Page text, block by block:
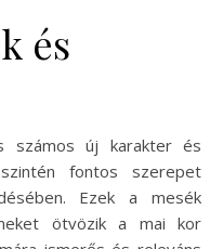
és
számos új karakter és
fontos szerepet
Ezek a mesék
ötvözik a mai kor